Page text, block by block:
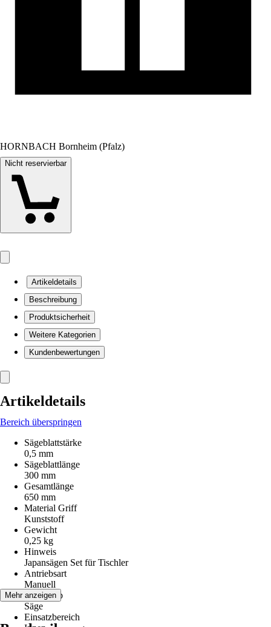
HORNBACH Bornheim (Pfalz)
Nicht reservierbar
Artikeldetails
Beschreibung
Produktsicherheit
Weitere Kategorien
Kundenbewertungen
Artikeldetails
Bereich überspringen
Sägeblattstärke
0,5 mm
Sägeblattlänge
300 mm
Gesamtlänge
650 mm
Material Griff
Kunststoff
Gewicht
0,25 kg
Hinweis
Japansägen Set für Tischler
Antriebsart
Manuell
Artikeltyp
Säge
Einsatzbereich
Mehr anzeigen